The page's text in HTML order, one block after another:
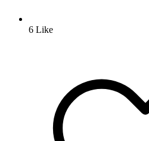
6 Like